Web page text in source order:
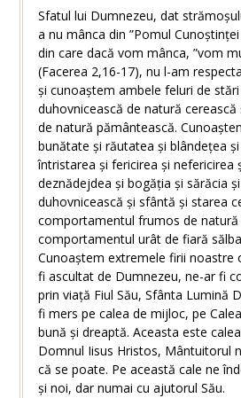
Sfatul lui Dumnezeu, dat
a nu mânca din ”Pomul Cunoștinței
din care dacă vom mânca, ”vom
(Facerea 2,16-17), nu l-am
și cunoaștem ambele feluri de
duhovnicească de natură
de natură pământească.
bunătate și răutatea și blândețea
întristarea și fericirea și nefericirea
deznădejdea și bogăția și sărăcia
duhovnicească și sfântă și starea
comportamentul frumos de natură
comportamentul urât de fiară
Cunoaștem extremele firii noastre
fi ascultat de Dumnezeu, ne-ar fi
prin viață Fiul Său, Sfânta Lumină
fi mers pe calea de mijloc, pe
bună și dreaptă. Aceasta este
Domnul Iisus Hristos, Mântuitorul
că se poate. Pe această cale ne
și noi, dar numai cu ajutorul Său.